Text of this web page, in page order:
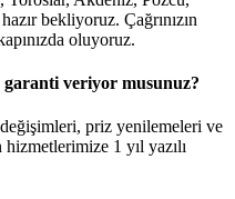
bekliyoruz. Çağrınızın
oluyoruz.
veriyor musunuz?
değişimleri, priz yenilemeleri ve
1 yıl yazılı